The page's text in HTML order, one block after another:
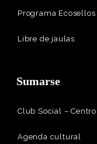
Programa Ecosellos
Libre de jaulas
Sumarse
Club Social –
Agenda cultural